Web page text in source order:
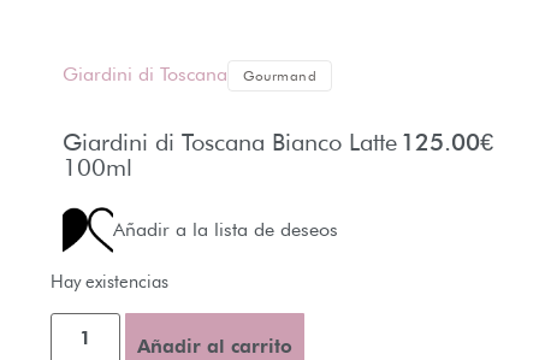
Giardini di Toscana Gourmand
Giardini di Toscana Bianco Latte
100ml
125.00€
Añadir a la lista de deseos
Hay existencias
Añadir al carrito